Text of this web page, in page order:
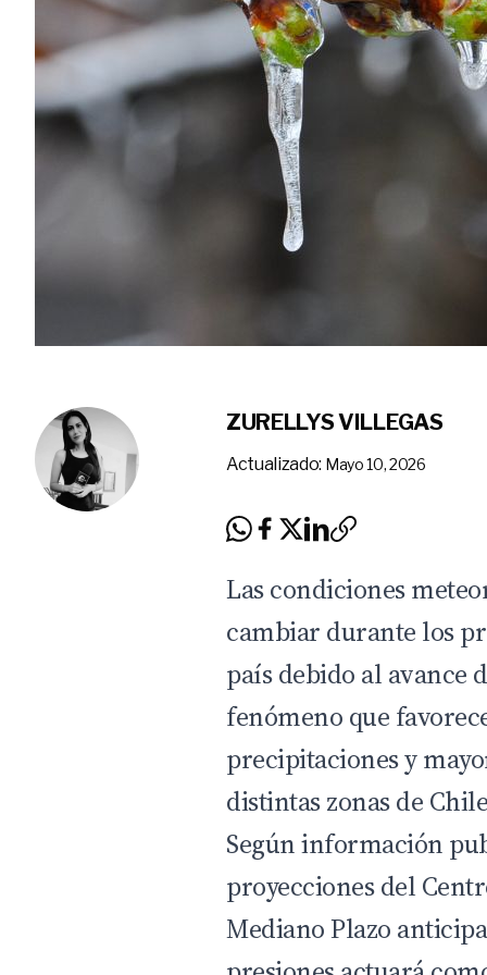
ZURELLYS VILLEGAS
Actualizado: Mayo 10, 2026
Las condiciones
cambiar durante los
país debido al avance
fenómeno que
precipitaciones y
distintas zonas de
Según información
proyecciones del
Mediano Plazo